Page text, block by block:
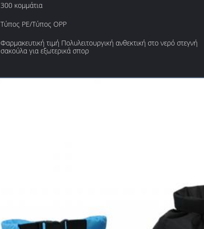
300 κομμάτια
Τύπος PE/Τύπος OPP
Φαρμακευτική τιμή Πολυλειτουργική ανθεκτική στο νερό στεγνή
σακούλα για εξωτερικά σπορ